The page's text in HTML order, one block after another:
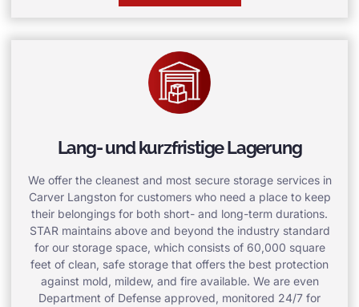
Lang- und kurzfristige Lagerung
We offer the cleanest and most secure storage services in
Carver Langston for customers who need a place to keep
their belongings for both short- and long-term durations.
STAR maintains above and beyond the industry standard
for our storage space, which consists of 60,000 square
feet of clean, safe storage that offers the best protection
against mold, mildew, and fire available. We are even
Department of Defense approved, monitored 24/7 for